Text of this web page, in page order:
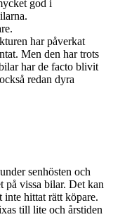
god i
har påverkat
Men den har trots
har de facto blivit
redan dyra
senhösten och
på vissa bilar. Det kan
inte hittat rätt köpare.
till lite och årstiden